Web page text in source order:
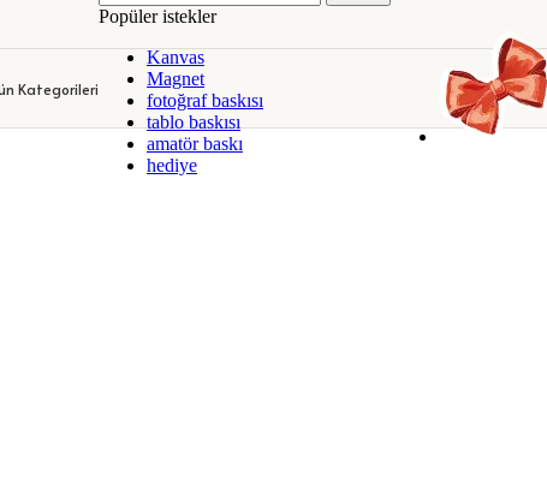
DEKORATİF KANVAS TABLOLAR KİŞİYE ÖZEL KUPA BARDAKLAR
DEKORATİF KANVAS TABLOLAR KİŞİYE ÖZEL KUPA BARDAKLAR
Kategorileri
Popüler istekler
Kanvas
Magnet
fotoğraf baskısı
tablo baskısı
amatör baskı
hediye